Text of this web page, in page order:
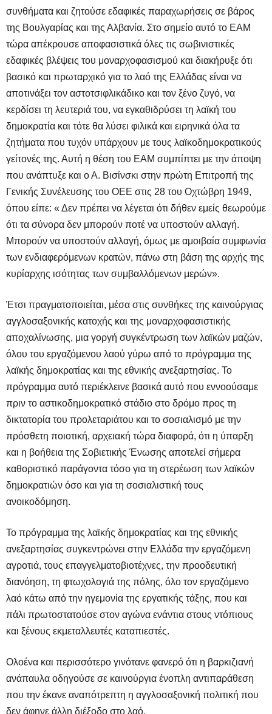
συνθήματα και ζητούσε εδαφικές παραχωρήσεις σε βάρος
της Βουλγαρίας και της Αλβανία. Στο σημείο αυτό το ΕΑΜ
τώρα απέκρουσε αποφασιστικά όλες τις σωβινιστικές
εδαφικές βλέψεις του μοναρχοφασισμού και διακήρυξε ότι
βασικό και πρωταρχικό για το λαό της Ελλάδας είναι να
αποτινάξει τον αστοτσιφλικάδικο και τον ξένο ζυγό, να
κερδίσει τη λευτεριά του, να εγκαθιδρύσει τη λαϊκή του
δημοκρατία και τότε θα λύσει φιλικά και ειρηνικά όλα τα
ζητήματα που τυχόν υπάρχουν με τους λαϊκοδημοκρατικούς
γείτονές της. Αυτή η θέση του ΕΑΜ συμπίπτει με την άποψη
που ανάπτυξε και ο Α. Βισίνσκι στην πρώτη Επιτροπή της
Γενικής Συνέλευσης του ΟΕΕ στις 28 του Οχτώβρη 1949,
όπου είπε: « Δεν πρέπει να λέγεται ότι δήθεν εμείς θεωρούμε
ότι τα σύνορα δεν μπορούν ποτέ να υποστούν αλλαγή.
Μπορούν να υποστούν αλλαγή, όμως με αμοιβαία συμφωνία
των ενδιαφερόμενων κρατών, πάνω στη βάση της αρχής της
κυρίαρχης ισότητας των συμβαλλόμενων μερών».
Έτσι πραγματοποιείται, μέσα στις συνθήκες της καινούργιας
αγγλοσαξονικής κατοχής και της μοναρχοφασιστικής
αποχαλίνωσης, μια γοργή συγκέντρωση των λαϊκών μαζών,
όλου του εργαζόμενου λαού γύρω από το πρόγραμμα της
λαϊκής δημοκρατίας και της εθνικής ανεξαρτησίας. Το
πρόγραμμα αυτό περιέκλεινε βασικά αυτό που εννοούσαμε
πριν το αστικοδημοκρατικό στάδιο στο δρόμο προς τη
δικτατορία του προλεταριάτου και το σοσιαλισμό με την
πρόσθετη ποιοτική, αρχειακή τώρα διαφορά, ότι η ύπαρξη
και η βοήθεια της Σοβιετικής Ένωσης αποτελεί σήμερα
καθοριστικό παράγοντα τόσο για τη στερέωση των λαϊκών
δημοκρατιών όσο και για τη σοσιαλιστική τους
ανοικοδόμηση.
Το πρόγραμμα της λαϊκής δημοκρατίας και της εθνικής
ανεξαρτησίας συγκεντρώνει στην Ελλάδα την εργαζόμενη
αγροτιά, τους επαγγελματοβιοτέχνες, την προοδευτική
διανόηση, τη φτωχολογιά της πόλης, όλο τον εργαζόμενο
λαό κάτω από την ηγεμονία της εργατικής τάξης, που και
πάλι πρωτοστατούσε στον αγώνα ενάντια στους ντόπιους
και ξένους εκμεταλλευτές καταπιεστές.
Ολοένα και περισσότερο γινότανε φανερό ότι η βαρκιζιανή
ανάπαυλα οδηγούσε σε καινούργια ένοπλη αντιπαράθεση
που την έκανε αναπότρεπτη η αγγλοσαξονική πολιτική που
δεν άφηνε άλλη διέξοδο στο λαό.